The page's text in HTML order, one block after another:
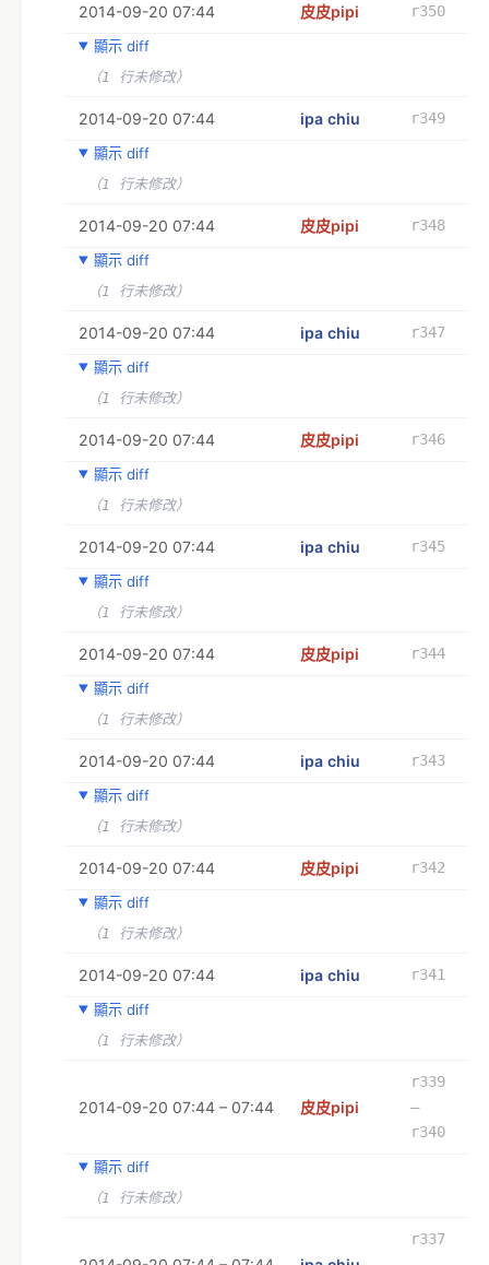
2014-09-20 07:44 皮皮pipi
r350
顯示 diff
（1 行未修改）
2014-09-20 07:44 ipa chiu
r349
顯示 diff
（1 行未修改）
2014-09-20 07:44 皮皮pipi
r348
顯示 diff
（1 行未修改）
2014-09-20 07:44 ipa chiu
r347
顯示 diff
（1 行未修改）
2014-09-20 07:44 皮皮pipi
r346
顯示 diff
（1 行未修改）
2014-09-20 07:44 ipa chiu
r345
顯示 diff
（1 行未修改）
2014-09-20 07:44 皮皮pipi
r344
顯示 diff
（1 行未修改）
2014-09-20 07:44 ipa chiu
r343
顯示 diff
（1 行未修改）
2014-09-20 07:44 皮皮pipi
r342
顯示 diff
（1 行未修改）
2014-09-20 07:44 ipa chiu
r341
顯示 diff
（1 行未修改）
2014-09-20 07:44 – 07:44 皮皮pipi
r339
–
r340
顯示 diff
（1 行未修改）
r337